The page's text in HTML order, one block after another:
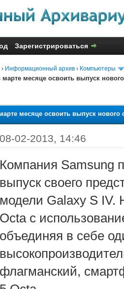
Зарегистрироваться
› Информационный архив › Компьютеры
марте месяце освоить выпуск
месяце освоить выпуск
08-02-2013, 14:46
Компания Samsung
выпуск своего
модели Galaxy S IV.
Octa с
объединяя в себе
флагманский,